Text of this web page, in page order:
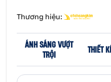
Thương hiệu:
ÁNH SÁNG VƯỢT
TRỘI
THIẾT